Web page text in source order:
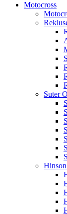
Motocross
Suter